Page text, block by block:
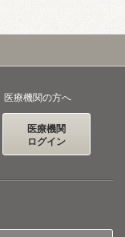
医療機関の方へ
医療機関
ログイン